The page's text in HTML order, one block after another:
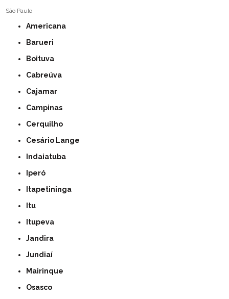
São Paulo
Americana
Barueri
Boituva
Cabreúva
Cajamar
Campinas
Cerquilho
Cesário Lange
Indaiatuba
Iperó
Itapetininga
Itu
Itupeva
Jandira
Jundiaí
Mairinque
Osasco